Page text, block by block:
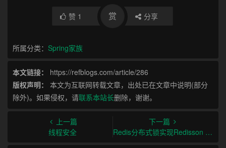
赞 1 赏 分享
所属分类： Spring家族
本文链接：
https://refblogs.com/article/286
版权声明：
本文为互联网转载文章，出处已在文章中说明(部分
除外)。如果侵权，请联系本站长删除，谢谢。
上一篇
线程安全
下一篇
Redis分布式锁实现Redisson 15问